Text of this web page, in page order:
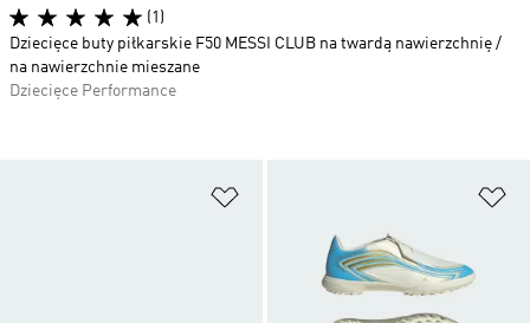
(1)
Dziecięce buty piłkarskie F50 MESSI CLUB na twardą nawierzchnię /
na nawierzchnie mieszane
Dziecięce Performance